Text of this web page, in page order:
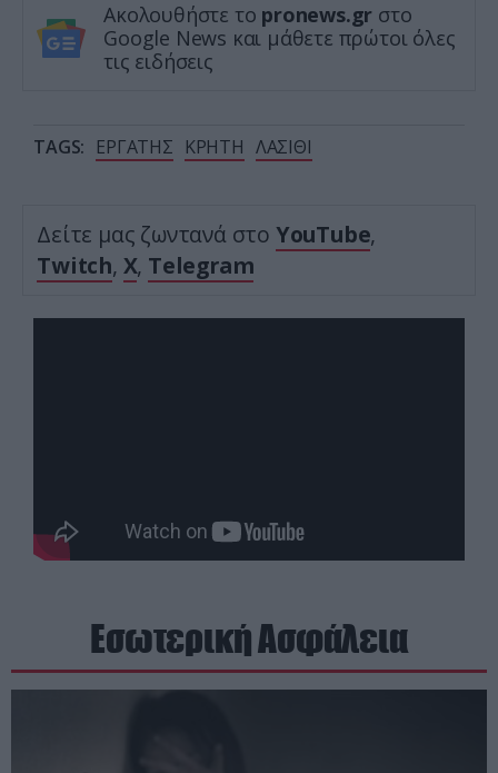
Ακολουθήστε το pronews.gr στο
Google News και μάθετε πρώτοι όλες
τις ειδήσεις
TAGS: ΕΡΓΑΤΗΣ ΚΡΗΤΗ ΛΑΣΙΘΙ
Δείτε μας ζωντανά στο YouTube,
Twitch, X, Telegram
Εσωτερική Ασφάλεια